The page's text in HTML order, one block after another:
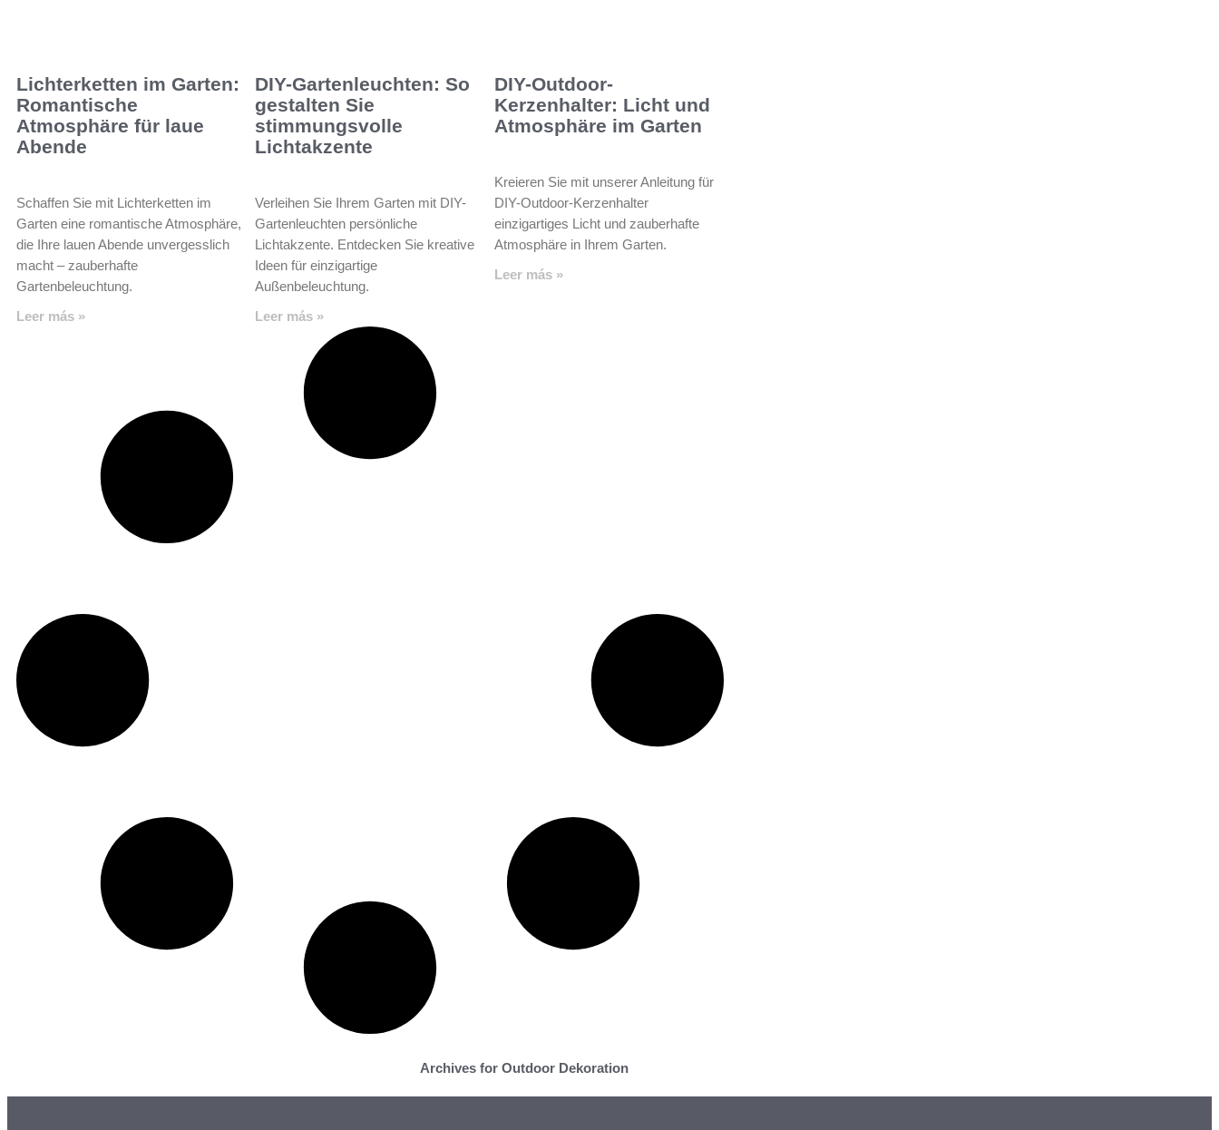
Lichterketten im Garten:
Romantische
Atmosphäre für laue
Abende
Schaffen Sie mit Lichterketten im
Garten eine romantische Atmosphäre,
die Ihre lauen Abende unvergesslich
macht – zauberhafte
Gartenbeleuchtung.
Leer más »
DIY-Gartenleuchten: So
gestalten Sie
stimmungsvolle
Lichtakzente
Verleihen Sie Ihrem Garten mit DIY-
Gartenleuchten persönliche
Lichtakzente. Entdecken Sie kreative
Ideen für einzigartige
Außenbeleuchtung.
Leer más »
DIY-Outdoor-
Kerzenhalter: Licht und
Atmosphäre im Garten
Kreieren Sie mit unserer Anleitung für
DIY-Outdoor-Kerzenhalter
einzigartiges Licht und zauberhafte
Atmosphäre in Ihrem Garten.
Leer más »
Archives for Outdoor Dekoration